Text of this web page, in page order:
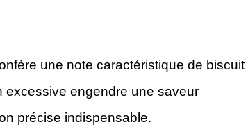
une note caractéristique de biscuit
excessive engendre une saveur
précise indispensable.